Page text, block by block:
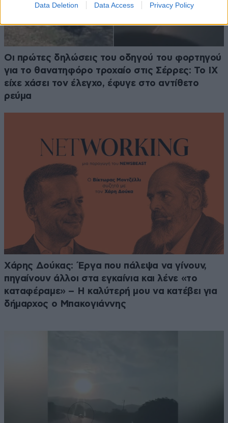
Data Deletion Data Access Privacy Policy
Οι πρώτες δηλώσεις του οδηγού του φορτηγού
για το θανατηφόρο τροχαίο στις Σέρρες: Το ΙΧ
είχε χάσει τον έλεγχο, έφυγε στο αντίθετο
ρεύμα
Χάρης Δούκας: Έργα που πάλεψα να γίνουν,
πηγαίνουν άλλοι στα εγκαίνια και λένε «το
καταφέραμε» – Η καλύτερή μου να κατέβει για
δήμαρχος ο Μπακογιάννης